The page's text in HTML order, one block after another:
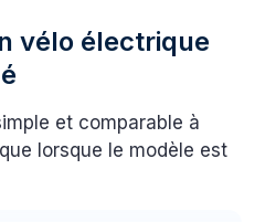
vélo électrique
et comparable à
lorsque le modèle est